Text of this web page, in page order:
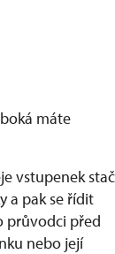
máte
vstupenek
a pak se řídit
průvodci před
nebo její